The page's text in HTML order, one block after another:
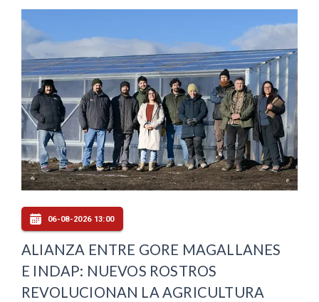
06-08-2026 13:00
ALIANZA ENTRE GORE MAGALLANES
E INDAP: NUEVOS ROSTROS
REVOLUCIONAN LA AGRICULTURA